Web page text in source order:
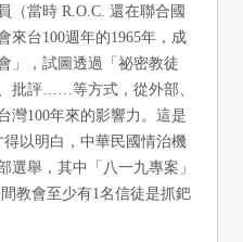
（當時 R.O.C. 還在聯合國
來台100週年的1965年，成
」，試圖透過「祕密教徒
批評……等方式，從外部、
灣100年來的影響力。這是
以明白，中華民國情治機
選舉，其中「八一九專案」
教會至少有1名信徒是抓鈀